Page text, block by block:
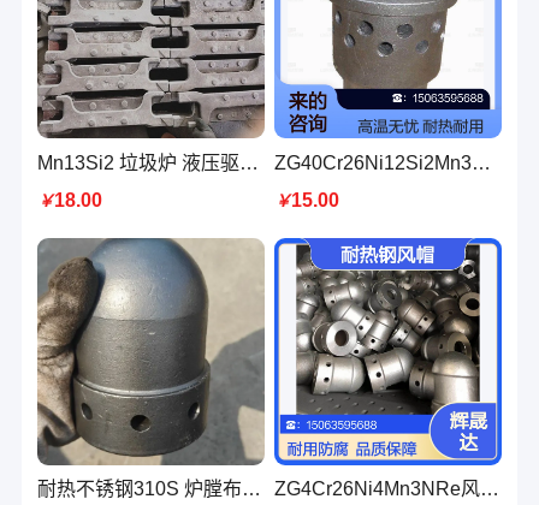
Mn13Si2 垃圾炉 液压驱动三段往复式生物颗粒 往复炉排锅炉配件
￥18.00
ZG40Cr26Ni12Si2Mn3Re高铬镍合金耐热铸钢件 高温锅炉风帽辉晟达
￥15.00
耐热不锈钢310S 炉膛布风板 风帽芯管通风管 耐磨耐高温 辉晟达铸造 ZG4Cr26Ni4Mn3NRe风帽 一般用途耐蚀铸钢件辉晟达供应